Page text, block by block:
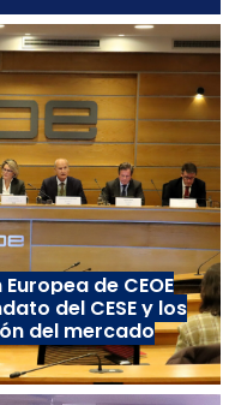
de CEOE
del CESE y los
del mercado